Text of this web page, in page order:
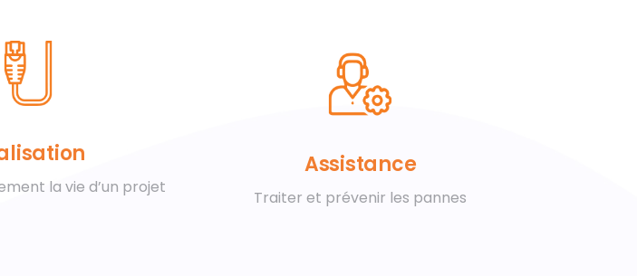
la vie d’un projet
Assistance
Traiter et prévenir les pannes